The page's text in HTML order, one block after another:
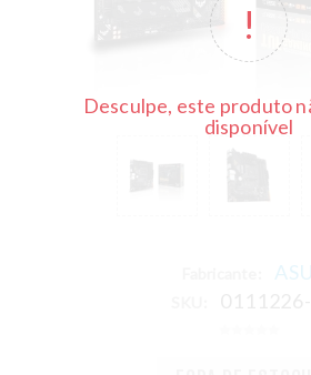
Desculpe, este produto
disponível